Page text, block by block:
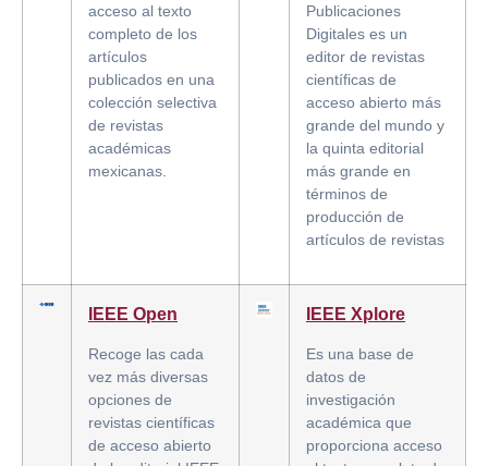
acceso al texto
completo de los
artículos
publicados en una
colección selectiva
de revistas
académicas
mexicanas.
Publicaciones
Digitales es un
editor de revistas
científicas de
acceso abierto más
grande del mundo y
la quinta editorial
más grande en
términos de
producción de
artículos de revistas
IEEE Open
Recoge las cada
vez más diversas
opciones de
revistas científicas
de acceso abierto
IEEE Xplore
Es una base de
datos de
investigación
académica que
proporciona acceso